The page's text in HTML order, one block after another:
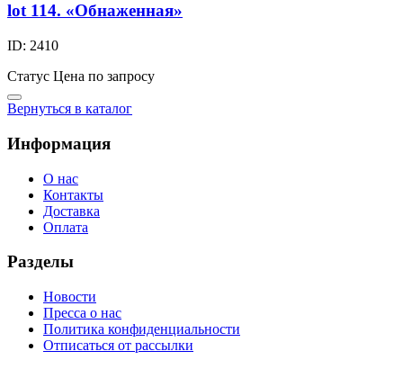
lot 114. «Обнаженная»
ID: 2410
Статус Цена по запросу
Вернуться в каталог
Информация
О нас
Контакты
Доставка
Оплата
Разделы
Новости
Пресса о нас
Политика конфиденциальности
Отписаться от рассылки